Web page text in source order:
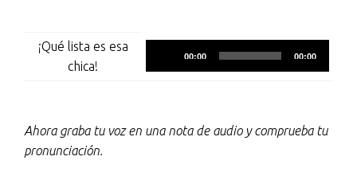
¡Qué lista es esa
chica!
Reproductor
de
00:00 00:00
Ahora graba tu voz en una nota de audio y comprueba tu
pronunciación.